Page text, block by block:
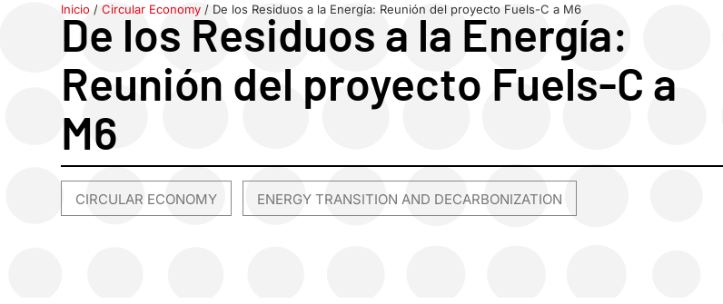
Inicio /Circular Economy / De los Residuos a la Energía: Reunión del proyecto Fuels-C a M6
De los Residuos a la Energía:
Reunión del proyecto Fuels-C a
M6
CIRCULAR ECONOMY ENERGY TRANSITION AND DECARBONIZATION